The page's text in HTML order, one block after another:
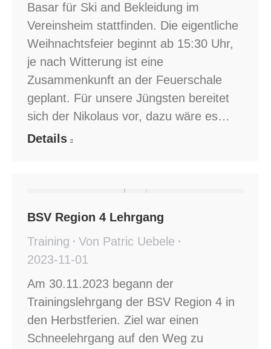
Basar für Ski and Bekleidung im
Vereinsheim stattfinden. Die eigentliche
Weihnachtsfeier beginnt ab 15:30 Uhr,
je nach Witterung ist eine
Zusammenkunft an der Feuerschale
geplant. Für unsere Jüngsten bereitet
sich der Nikolaus vor, dazu wäre es…
Details
BSV Region 4 Lehrgang
Training
Von Patric Uebele
2023-11-01
Am 30.11.2023 begann der
Trainingslehrgang der BSV Region 4 in
den Herbstferien. Ziel war einen
Schneelehrgang auf den Weg zu